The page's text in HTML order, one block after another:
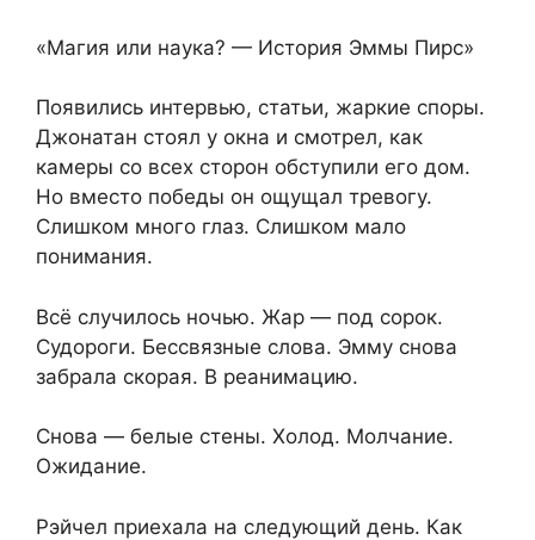
«Магия или наука? — История Эммы Пирс»
Появились интервью, статьи, жаркие споры.
Джонатан стоял у окна и смотрел, как
камеры со всех сторон обступили его дом.
Но вместо победы он ощущал тревогу.
Слишком много глаз. Слишком мало
понимания.
Всё случилось ночью. Жар — под сорок.
Судороги. Бессвязные слова. Эмму снова
забрала скорая. В реанимацию.
Снова — белые стены. Холод. Молчание.
Ожидание.
Рэйчел приехала на следующий день. Как